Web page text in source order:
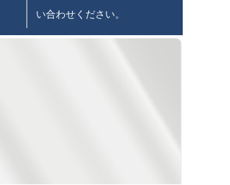
い合わせください。